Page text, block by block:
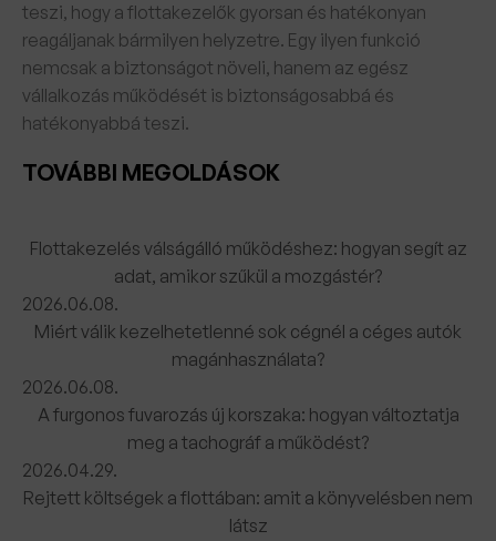
TOVÁBBI MEGOLDÁSOK
Flottakezelés válságálló működéshez: hogyan segít az
adat, amikor szűkül a mozgástér?
2026.06.08.
Miért válik kezelhetetlenné sok cégnél a céges autók
magánhasználata?
2026.06.08.
A furgonos fuvarozás új korszaka: hogyan változtatja
meg a tachográf a működést?
2026.04.29.
Rejtett költségek a flottában: amit a könyvelésben nem
látsz
teszi, hogy a flottakezelők gyorsan és hatékonyan
reagáljanak bármilyen helyzetre. Egy ilyen funkció
nemcsak a biztonságot növeli, hanem az egész
vállalkozás működését is biztonságosabbá és
hatékonyabbá teszi.